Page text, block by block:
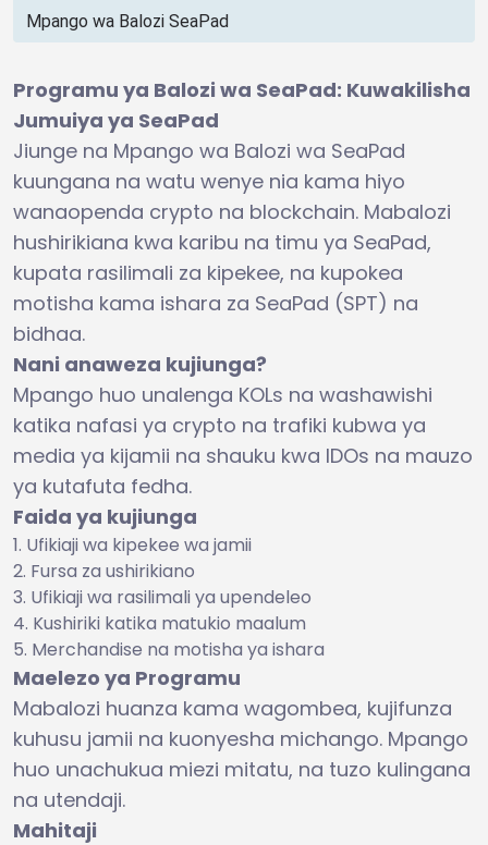
Mpango wa Balozi SeaPad
Programu ya Balozi wa SeaPad: Kuwakilisha
Jumuiya ya SeaPad
Jiunge na Mpango wa Balozi wa SeaPad
kuungana na watu wenye nia kama hiyo
wanaopenda crypto na blockchain. Mabalozi
hushirikiana kwa karibu na timu ya SeaPad,
kupata rasilimali za kipekee, na kupokea
motisha kama ishara za SeaPad (SPT) na
bidhaa.
Nani anaweza kujiunga?
Mpango huo unalenga KOLs na washawishi
katika nafasi ya crypto na trafiki kubwa ya
media ya kijamii na shauku kwa IDOs na mauzo
ya kutafuta fedha.
Faida ya kujiunga
Ufikiaji wa kipekee wa jamii
Fursa za ushirikiano
Ufikiaji wa rasilimali ya upendeleo
Kushiriki katika matukio maalum
Merchandise na motisha ya ishara
Maelezo ya Programu
Mabalozi huanza kama wagombea, kujifunza
kuhusu jamii na kuonyesha michango. Mpango
huo unachukua miezi mitatu, na tuzo kulingana
na utendaji.
Mahitaji